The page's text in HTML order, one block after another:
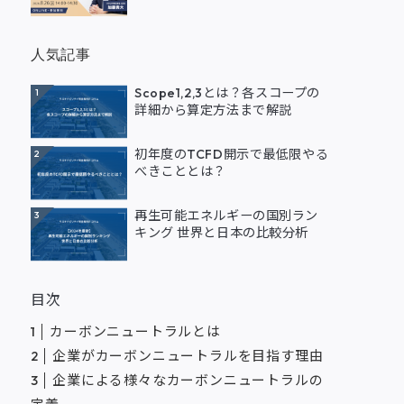
人気記事
1
Scope1,2,3とは？各スコープの
詳細から算定方法まで解説
2
初年度のTCFD開示で最低限やる
べきこととは？
3
再生可能エネルギーの国別ラン
キング 世界と日本の比較分析
目次
カーボンニュートラルとは
企業がカーボンニュートラルを目指す理由
企業による様々なカーボンニュートラルの